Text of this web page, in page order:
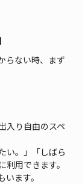
らない時、まず
入り自由のスペ
い。」「しばら
用できます。
ます。